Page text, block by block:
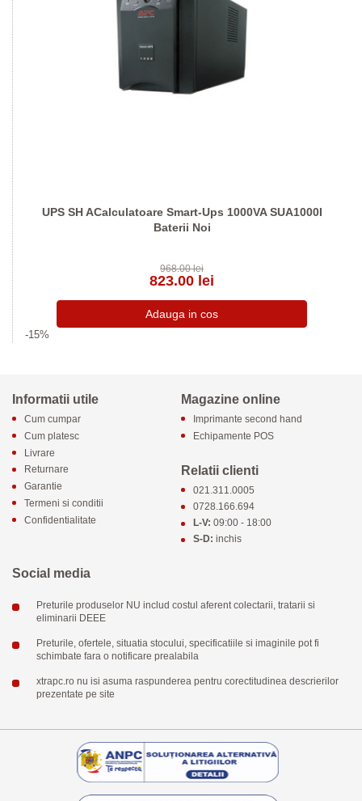
UPS SH ACalculatoare Smart-Ups 1000VA SUA1000I
Baterii Noi
968.00 lei
823.00 lei
-15%
Informatii utile
Cum cumpar
Cum platesc
Livrare
Returnare
Garantie
Termeni si conditii
Confidentialitate
Magazine online
Imprimante second hand
Echipamente POS
Relatii clienti
021.311.0005
0728.166.694
L-V: 09:00 - 18:00
S-D: inchis
Social media
Preturile produselor NU includ costul aferent colectarii, tratarii si
eliminarii DEEE
Preturile, ofertele, situatia stocului, specificatiile si imaginile pot fi
schimbate fara o notificare prealabila
xtrapc.ro nu isi asuma raspunderea pentru corectitudinea descrierilor
prezentate pe site